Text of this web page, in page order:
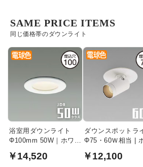
同じ価格帯のダウンライト
SAME PRICE ITEMS
浴室用ダウンライト
Φ100mm 50W｜ホワイ
￥14,520
ダウンスポットラ
Φ75・60Ｗ相当 |
￥12,100